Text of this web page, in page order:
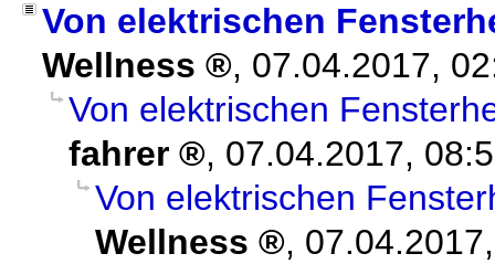
Von elektrischen
Wellness
, 07.04.2017,
Von elektrischen
fahrer
, 07.04.2017,
Von elektrischen
Wellness
,